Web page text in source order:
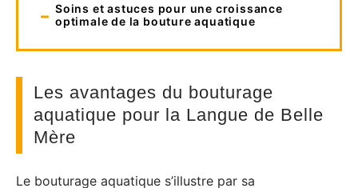
Soins et astuces pour une croissance
optimale de la bouture aquatique
Les avantages du bouturage
aquatique pour la Langue de Belle
Mère
Le bouturage aquatique s’illustre par sa